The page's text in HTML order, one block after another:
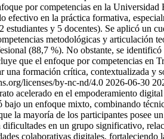
por competencias en la
efectivo en la práctica formativa,
estudiantes y 5 docentes). Se aplicó un
metodológicas y articulación
(88,7 %). No obstante, se
que el enfoque por competencias en
una formación crítica, contextualizada y
licenses/by-nc-nd/4.0 2026-06-30
acelerado en el empoderamiento
bajo un enfoque mixto, combinando
la mayoría de los participantes posee
dificultades en un grupo significativo,
colaborativas digitales,